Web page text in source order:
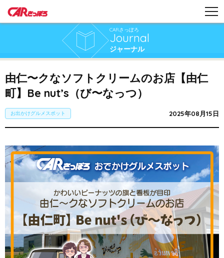
CARさっぽろ
Journal
ジャーナル
由仁〜クなソフトクリームのお店【由仁
町】Be nut’s（び〜なっつ）
お出かけグルメスポット 2025年08月15日